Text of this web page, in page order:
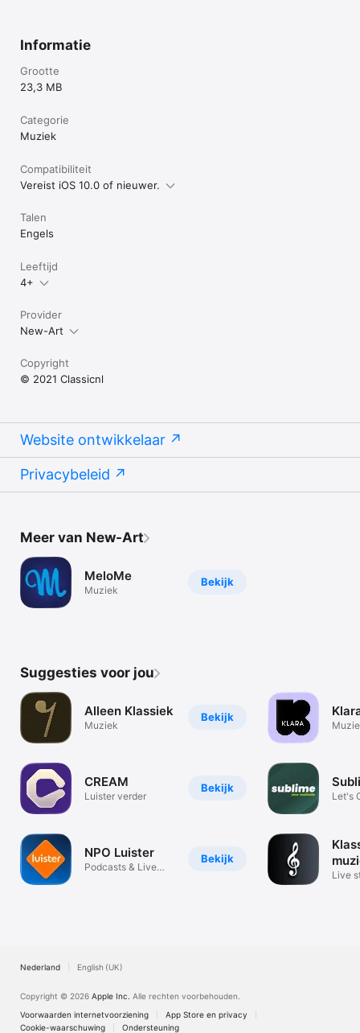
Informatie
Grootte
23,3 MB
Categorie
Muziek
Compatibiliteit
Vereist iOS 10.0 of nieuwer.
Talen
Engels
Leeftijd
4+
Provider
New-Art
Copyright
© 2021 Classicnl
Website ontwikkelaar
Privacybeleid
Meer van New-Art
Bekijk
MeloMe
Muziek
Suggesties voor jou
Bekijk
Alleen Klassiek
Muziek
Bekijk
CREAM
Luister verder
Bekijk
NPO Luister
Podcasts & Live
Let's
Live
Nederland English (UK)
Copyright © 2026 Apple Inc. Alle rechten voorbehouden.
Voorwaarden internetvoorziening
App Store en privacy
Cookie-waarschuwing
Ondersteuning